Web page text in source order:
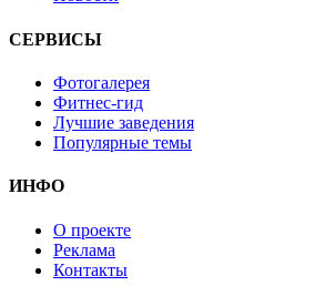
СЕРВИСЫ
Фотогалерея
Фитнес-гид
Лучшие заведения
Популярные темы
ИНФО
О проекте
Реклама
Контакты